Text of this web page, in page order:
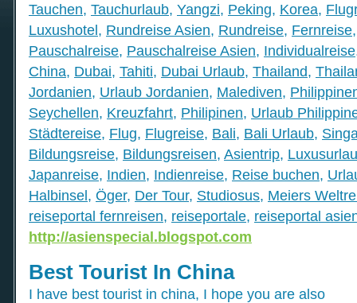
Tauchen, Tauchurlaub, Yangzi, Peking, Korea,
Luxushotel, Rundreise Asien, Rundreise, Fernreise
Pauschalreise, Pauschalreise Asien, Individualreise
China, Dubai, Tahiti, Dubai Urlaub, Thailand,
Jordanien, Urlaub Jordanien, Malediven,
Seychellen, Kreuzfahrt, Philipinen, Urlaub
Städtereise, Flug, Flugreise, Bali, Bali Urlaub,
Bildungsreise, Bildungsreisen, Asientrip,
Japanreise, Indien, Indienreise, Reise buchen,
Halbinsel, Öger, Der Tour, Studiosus, Meiers
reiseportal fernreisen, reiseportale, reiseportal
http://asienspecial.blogspot.com
Best Tourist In China
I have best tourist in china, I hope you are also